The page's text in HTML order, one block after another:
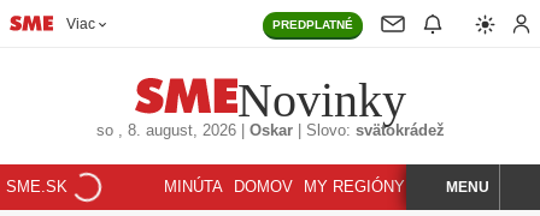
Viac PREDPLATNÉ
Novinky
so, 8. august, 2026| Oskar| Slovo: svätokrádež
SME.SK MINÚTA DOMOV MY REGIÓNY KORZÁR
HĽADAJMENU